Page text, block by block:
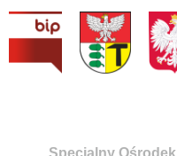
Specjalny